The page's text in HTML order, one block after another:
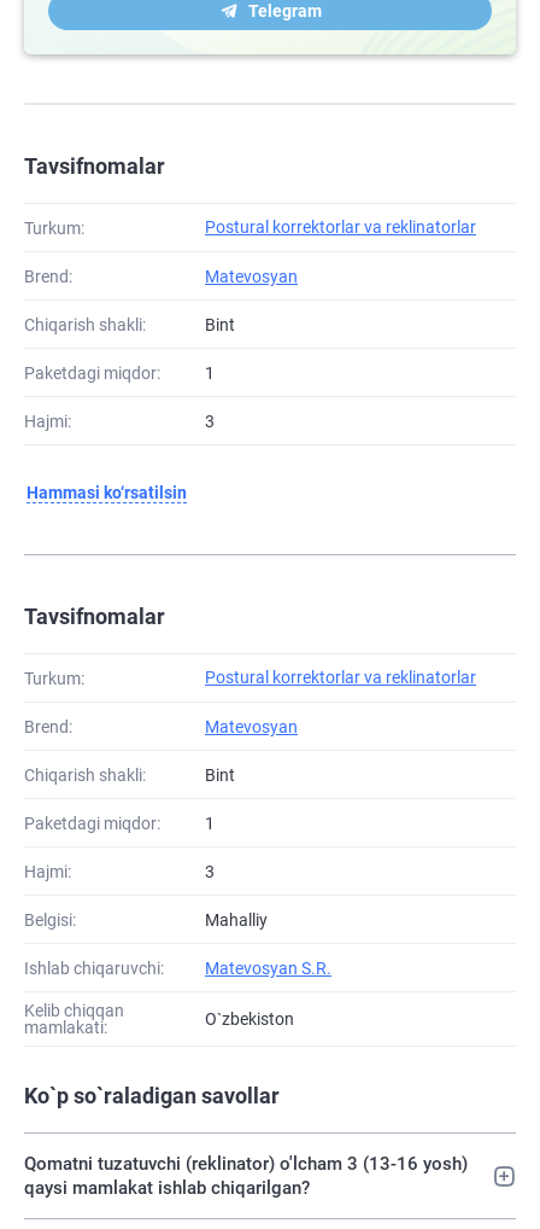
Telegram
Tavsifnomalar
Turkum: Postural korrektorlar va reklinatorlar
Brend: Matevosyan
Chiqarish shakli: Bint
Paketdagi miqdor: 1
Hajmi: 3
Hammasi ko‘rsatilsin
Tavsifnomalar
Turkum: Postural korrektorlar va reklinatorlar
Brend: Matevosyan
Chiqarish shakli: Bint
Paketdagi miqdor: 1
Hajmi: 3
Belgisi: Mahalliy
Ishlab chiqaruvchi: Matevosyan S.R.
Kelib chiqqan
mamlakati:
O`zbekiston
Ko`p so`raladigan savollar
Qomatni tuzatuvchi (reklinator) o'lcham 3 (13-16 yosh)
qaysi mamlakat ishlab chiqarilgan?